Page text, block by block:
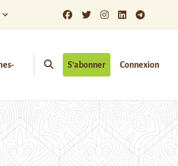
S’abonner Connexion